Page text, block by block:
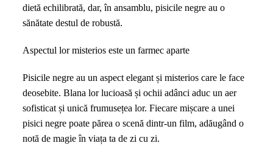
dietă echilibrată, dar, în ansamblu, pisicile negre au o
sănătate destul de robustă.
Aspectul lor misterios este un farmec aparte
Pisicile negre au un aspect elegant și misterios care le face
deosebite. Blana lor lucioasă și ochii adânci aduc un aer
sofisticat și unică frumusețea lor. Fiecare mișcare a unei
pisici negre poate părea o scenă dintr-un film, adăugând o
notă de magie în viața ta de zi cu zi.